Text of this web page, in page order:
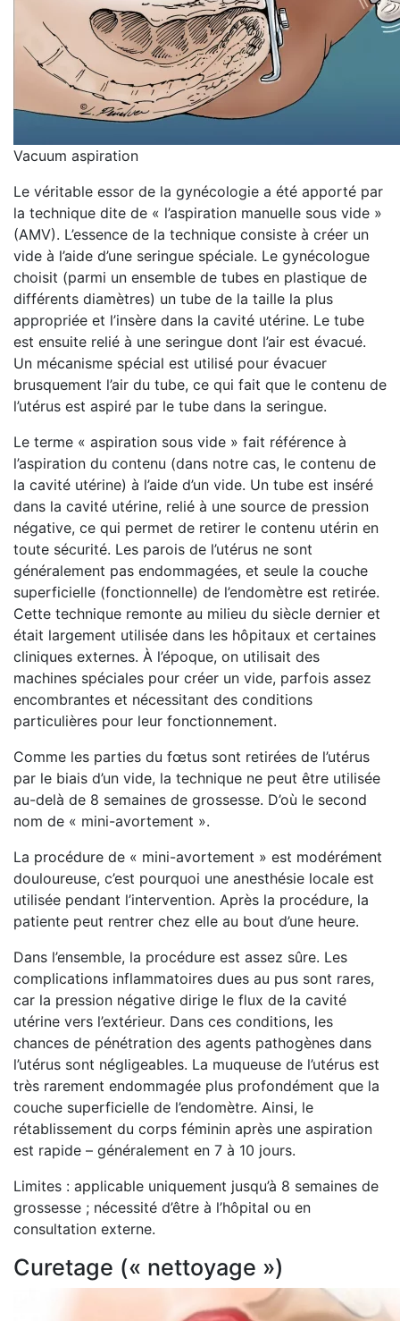
Vacuum aspiration
Le véritable essor de la gynécologie a été apporté par
la technique dite de « l’aspiration manuelle sous vide »
(AMV). L’essence de la technique consiste à créer un
vide à l’aide d’une seringue spéciale. Le gynécologue
choisit (parmi un ensemble de tubes en plastique de
différents diamètres) un tube de la taille la plus
appropriée et l’insère dans la cavité utérine. Le tube
est ensuite relié à une seringue dont l’air est évacué.
Un mécanisme spécial est utilisé pour évacuer
brusquement l’air du tube, ce qui fait que le contenu de
l’utérus est aspiré par le tube dans la seringue.
Le terme « aspiration sous vide » fait référence à
l’aspiration du contenu (dans notre cas, le contenu de
la cavité utérine) à l’aide d’un vide. Un tube est inséré
dans la cavité utérine, relié à une source de pression
négative, ce qui permet de retirer le contenu utérin en
toute sécurité. Les parois de l’utérus ne sont
généralement pas endommagées, et seule la couche
superficielle (fonctionnelle) de l’endomètre est retirée.
Cette technique remonte au milieu du siècle dernier et
était largement utilisée dans les hôpitaux et certaines
cliniques externes. À l’époque, on utilisait des
machines spéciales pour créer un vide, parfois assez
encombrantes et nécessitant des conditions
particulières pour leur fonctionnement.
Comme les parties du fœtus sont retirées de l’utérus
par le biais d’un vide, la technique ne peut être utilisée
au-delà de 8 semaines de grossesse. D’où le second
nom de « mini-avortement ».
La procédure de « mini-avortement » est modérément
douloureuse, c’est pourquoi une anesthésie locale est
utilisée pendant l’intervention. Après la procédure, la
patiente peut rentrer chez elle au bout d’une heure.
Dans l’ensemble, la procédure est assez sûre. Les
complications inflammatoires dues au pus sont rares,
car la pression négative dirige le flux de la cavité
utérine vers l’extérieur. Dans ces conditions, les
chances de pénétration des agents pathogènes dans
l’utérus sont négligeables. La muqueuse de l’utérus est
très rarement endommagée plus profondément que la
couche superficielle de l’endomètre. Ainsi, le
rétablissement du corps féminin après une aspiration
est rapide – généralement en 7 à 10 jours.
Limites : applicable uniquement jusqu’à 8 semaines de
grossesse ; nécessité d’être à l’hôpital ou en
consultation externe.
Curetage (« nettoyage »)